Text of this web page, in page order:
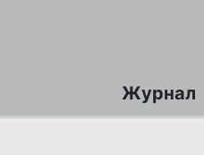
Журнал